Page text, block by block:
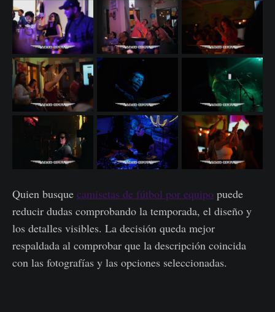
Quien busque camisetas de fútbol por equipo puede
reducir dudas comprobando la temporada, el diseño y
los detalles visibles. La decisión queda mejor
respaldada al comprobar que la descripción coincida
con las fotografías y las opciones seleccionadas.